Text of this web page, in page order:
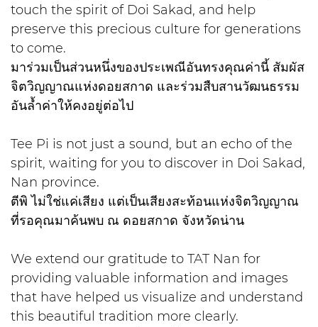
touch the spirit of Doi Sakad, and help
preserve this precious culture for generations
to come.
มาร่วมเป็นส่วนหนึ่งของประเพณีอันทรงคุณค่านี้ สัมผัส
จิตวิญญาณแห่งดอยสกาด และร่วมสืบสานวัฒนธรรม
อันล้ำค่าให้คงอยู่ต่อไป
Tee Pi is not just a sound, but an echo of the
spirit, waiting for you to discover in Doi Sakad,
Nan province.
ตีพิ ไม่ใช่แค่เสียง แต่เป็นเสียงสะท้อนแห่งจิตวิญญาณ
ที่รอคุณมาค้นพบ ณ ดอยสกาด จังหวัดน่าน
We extend our gratitude to TAT Nan for
providing valuable information and images
that have helped us visualize and understand
this beautiful tradition more clearly.